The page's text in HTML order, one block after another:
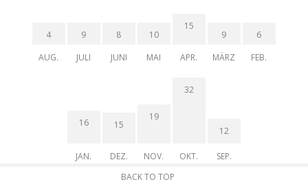
4
AUG.
9
JULI
8
JUNI
10
MAI
15
APR.
9
MÄRZ
6
FEB.
16
JAN.
15
DEZ.
19
NOV.
32
OKT.
12
SEP.
BACK TO TOP